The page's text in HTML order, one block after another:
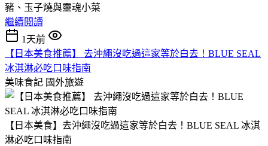
豬、玉子燒與靈魂小菜
繼續閱讀
1天前
【日本美食推薦】 去沖繩沒吃過這家等於白去！BLUE SEAL
冰淇淋必吃口味指南
美味食記 國外旅遊
【日本美食】去沖繩沒吃過這家等於白去！BLUE SEAL 冰淇
淋必吃口味指南